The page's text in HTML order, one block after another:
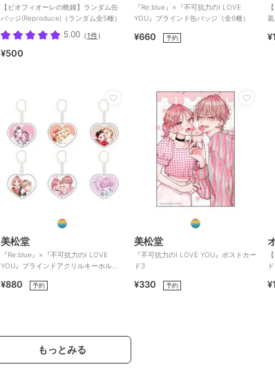
【ピオフィオーレの晩鐘】ランダム缶
バッジ(Reproduce)（ランダム全5種）
5.00 （1件）
¥500
『Re:blue』×『不可抗力のI LOVE
YOU』ブラインド缶バッジ（全6種）
¥660 予約
美松堂
『Re:blue』×『不可抗力のI LOVE
YOU』ブラインドアクリルキーホルダ
¥880 予約
美松堂
『不可抗力のI LOVE YOU』ポストカー
ド3
¥330 予約
もっとみる